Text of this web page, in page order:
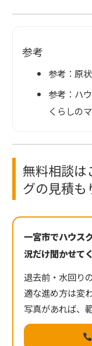
参考
参考：原
参考：ハ
くらしの
無料相談は
グの見積も
一宮市でハウス
況だけ聞かせて
退去前・水回り
適な進め方は変
写真があれば、